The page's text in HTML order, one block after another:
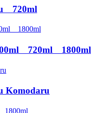
720ml
720ml 1800ml
Komodaru